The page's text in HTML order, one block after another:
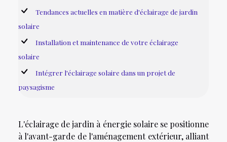
Tendances actuelles en matière d'éclairage de jardin
solaire
Installation et maintenance de votre éclairage
solaire
Intégrer l'éclairage solaire dans un projet de
paysagisme
L'éclairage de jardin à énergie solaire se positionne
à l'avant-garde de l'aménagement extérieur, alliant